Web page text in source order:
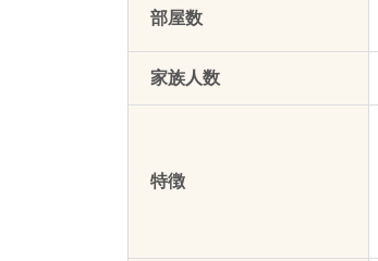
部屋数
家族人数
特徴